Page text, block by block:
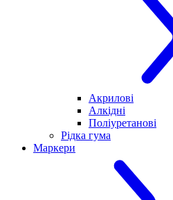
Акрилові
Алкідні
Поліуретанові
Рідка гума
Маркери